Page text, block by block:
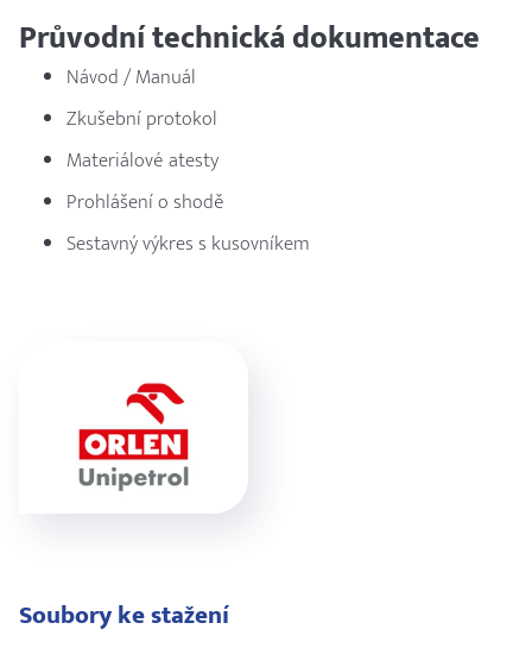
Průvodní technická dokumentace
Návod / Manuál
Zkušební protokol
Materiálové atesty
Prohlášení o shodě
Sestavný výkres s kusovníkem
Soubory ke stažení